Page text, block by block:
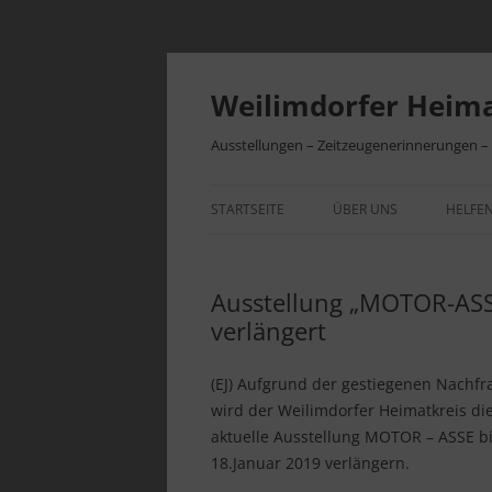
Zum
springen
Weilimdorfer
Ausstellungen – Zeitzeugenerinnerungen
STARTSEITE ÜBER UNS
INITIATIVEN
Ausstellung „MOTOR-
verlängert
(EJ) Aufgrund der gestiegenen
wird der Weilimdorfer Heimatkreis die
aktuelle Ausstellung MOTOR – ASSE
18.Januar 2019 verlängern.